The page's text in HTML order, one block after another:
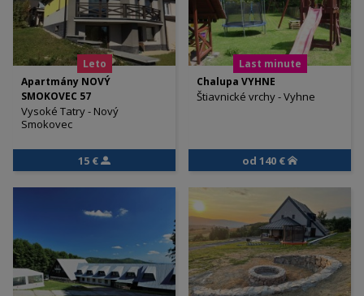
Apartmány NOVÝ
SMOKOVEC 57
Vysoké Tatry - Nový
Smokovec
Leto
15 €
Chalupa VYHNE
Štiavnické vrchy - Vyhne
Last minute
od 140 €